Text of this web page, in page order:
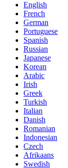
English
French
German
Portuguese
Spanish
Russian
Japanese
Korean
Arabic
Irish
Greek
Turkish
Italian
Danish
Romanian
Indonesian
Czech
Afrikaans
Swedish